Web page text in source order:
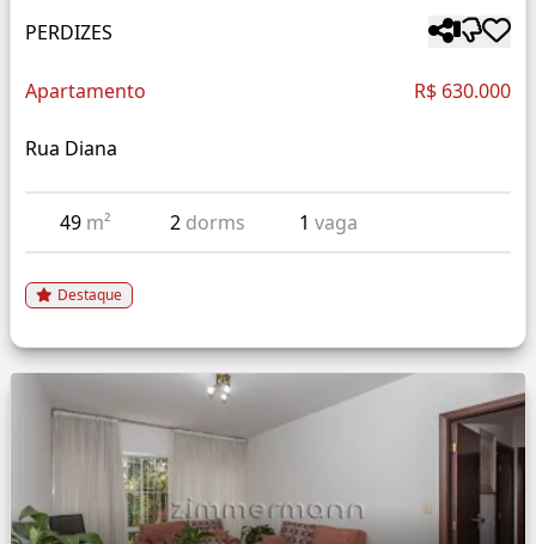
PERDIZES
Apartamento R$ 630.000
Rua Diana
49 m² 2 dorms 1vaga
Destaque